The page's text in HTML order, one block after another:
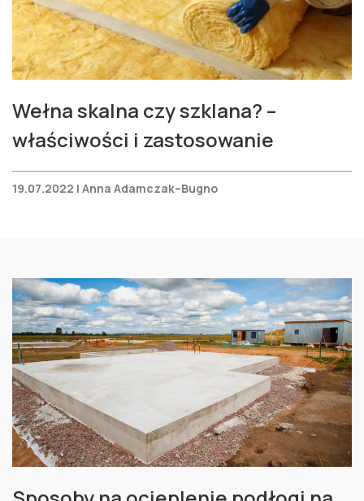
Wełna skalna czy szklana? –
właściwości i zastosowanie
19.07.2022 | Anna Adamczak–Bugno